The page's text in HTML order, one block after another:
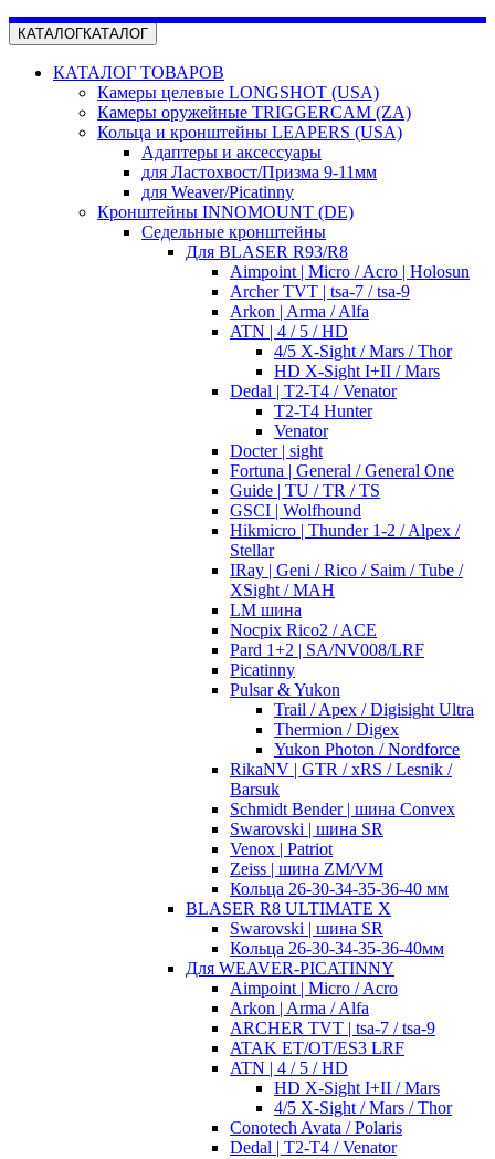
КАТАЛОГКАТАЛОГ
КАТАЛОГ ТОВАРОВ
Камеры целевые LONGSHOT (USA)
Камеры оружейные TRIGGERCAM (ZA)
Кольца и кронштейны LEAPERS (USA)
Адаптеры и аксессуары
для Ластохвост/Призма 9-11мм
для Weaver/Picatinny
Кронштейны INNOMOUNT (DE)
Седельные кронштейны
Для BLASER R93/R8
Aimpoint | Micro / Acro | Holosun
Archer TVT | tsa-7 / tsa-9
Arkon | Arma / Alfa
ATN | 4 / 5 / HD
4/5 X-Sight / Mars / Thor
HD X-Sight I+II / Mars
Dedal | T2-T4 / Venator
T2-T4 Hunter
Venator
Docter | sight
Fortuna | General / General One
Guide | TU / TR / TS
GSCI | Wolfhound
Hikmicro | Thunder 1-2 / Alpex /
Stellar
IRay | Geni / Rico / Saim / Tube /
XSight / MAH
LM шина
Nocpix Rico2 / ACE
Pard 1+2 | SA/NV008/LRF
Picatinny
Pulsar & Yukon
Trail / Apex / Digisight Ultra
Thermion / Digex
Yukon Photon / Nordforce
RikaNV | GTR / xRS / Lesnik /
Barsuk
Schmidt Bender | шина Convex
Swarovski | шина SR
Venox | Patriot
Zeiss | шина ZM/VM
Кольца 26-30-34-35-36-40 мм
BLASER R8 ULTIMATE X
Swarovski | шина SR
Кольца 26-30-34-35-36-40мм
Для WEAVER-PICATINNY
Aimpoint | Micro / Acro
Arkon | Arma / Alfa
ARCHER TVT | tsa-7 / tsa-9
ATAK ET/OT/ES3 LRF
ATN | 4 / 5 / HD
HD X-Sight I+II / Mars
4/5 X-Sight / Mars / Thor
Conotech Avata / Polaris
Dedal | T2-T4 / Venator